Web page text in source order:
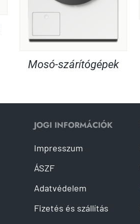
Mosó-szárítógépek
JOGI INFORMÁCIÓK
Impresszum
ÁSZF
Adatvédelem
Fizetés és szállítás